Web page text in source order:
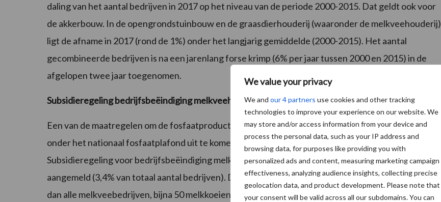
We value your privacy
We and our 4 partners use cookies and other tracking
technologies to improve your experience on our website. We
may store and/or access information from your device and
process the personal data, such as your IP address and
browsing data, for purposes like providing you with
personalized ads and content, measuring marketing campaign
effectiveness, analyzing audience insights, collecting precise
geolocation data, and product development. Please note that
your consent will be valid across all our subdomains. You can
daling van het aantal bedrijven in 2017 op het niveau van de periode 2000-2015. Dat geldt ook voor
de akkerbouw. In de opengrondstuinbouw en de graasdierhouderij (waaronder de melkveehouderij)
ligt de afname in 2017 (rond de 1%) onder het langjarig gemiddelde (2000-2015). Het aantal
gecombineerde bedrijven is na een jarenlang forse krimp (6% per jaar tussen 2000 en 2015) in de
afgelopen twee jaar toegenomen.
Subsidieregeling bedrijfsbeëindiging melkveehouderij
Een van de maatregelen om de fosfaatproductie in de melkveesector in 2017 omlaag te brengen om
onder het nationaal fosfaatplafond uit te komen voor het behoud van de derogatie, is de
Subsidieregeling voor bedrijfsbeëindiging melkveehouderij. Daarvoor hebben zich 567 bedrijven
aangemeld (3,4% van totaal aantal bedrijven). De deelnemende bedrijven zijn gemiddeld veel kleiner
dan alle melkveebedrijven, bijna 50 melkkoeien tegen bijna 100 melkkoeien per bedrijf. Het effect